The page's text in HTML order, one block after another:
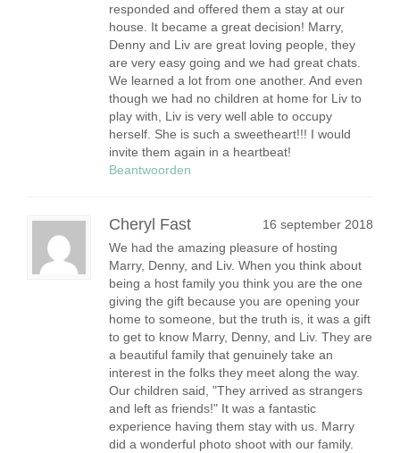
responded and offered them a stay at our
house. It became a great decision! Marry,
Denny and Liv are great loving people, they
are very easy going and we had great chats.
We learned a lot from one another. And even
though we had no children at home for Liv to
play with, Liv is very well able to occupy
herself. She is such a sweetheart!!! I would
invite them again in a heartbeat!
Beantwoorden
Cheryl Fast
16 september 2018
We had the amazing pleasure of hosting
Marry, Denny, and Liv. When you think about
being a host family you think you are the one
giving the gift because you are opening your
home to someone, but the truth is, it was a gift
to get to know Marry, Denny, and Liv. They are
a beautiful family that genuinely take an
interest in the folks they meet along the way.
Our children said, "They arrived as strangers
and left as friends!" It was a fantastic
experience having them stay with us. Marry
did a wonderful photo shoot with our family.